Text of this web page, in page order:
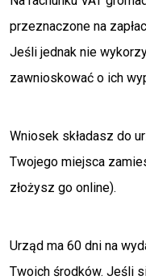
przeznaczone na
Jeśli jednak nie
zawnioskować o ich
Wniosek składasz do
Twojego miejsca
złożysz go online).
Urząd ma 60 dni na
Twoich środków. Jeśli